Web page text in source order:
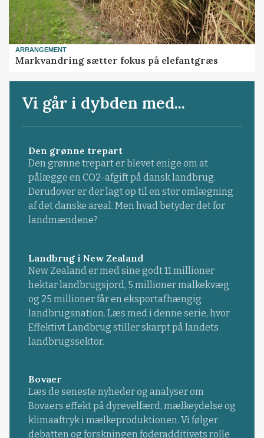
ARRANGEMENT
Markvandring sætter fokus på elefantgræs
Vi går i dybden med...
Den grønne trepart
Den grønne trepart er blevet enige om at
pålægge en CO2-afgift på dansk landbrug.
Derudover er der lagt op til en stor omlægning
af det danske areal. Men hvad betyder det for
landmændene?
Landbrug i New Zealand
New Zealand er med sine godt 11 millioner
hektar landbrugsjord, 5 millioner malkekvæg
og 25 millioner får en eksportafhængig
landbrugsnation. Læs med i denne serie, hvor
Effektivt Landbrug stiller skarpt på landets
landbrugssektor.
Bovaer
Læs de seneste nyheder og analyser om
Bovaers effekt på dyrevelfærd, mælkeydelse og
klimaaftryk i mælkeproduktionen. Vi følger
debatten og forskningen foderadditivets rolle